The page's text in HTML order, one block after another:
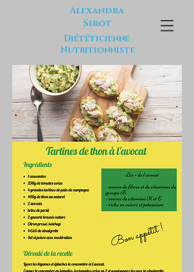
Alexandra
Sirot
Diététicienne
Nutritionniste